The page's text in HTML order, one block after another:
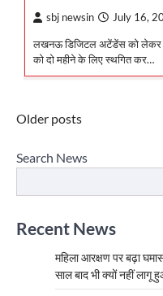
sbj newsin July 16,
लखनऊ डिजिटल अटेंडेंस को लेकर
को दो महीने के लिए स्थगित कर…
Posts
Older posts
Search News
Recent News
महिला आरक्षण पर बढ़ा
साल बाद भी क्यों नहीं लागू